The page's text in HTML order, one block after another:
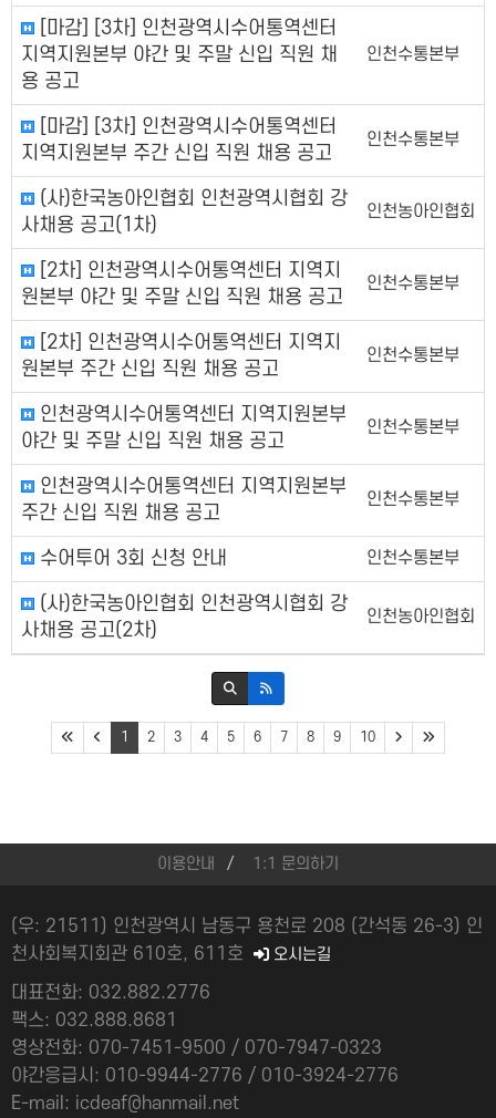
[마감] [3차] 인천광역시수어통역센터
지역지원본부 야간 및 주말 신입 직원 채
용 공고
인천수통본부
[마감] [3차] 인천광역시수어통역센터
지역지원본부 주간 신입 직원 채용 공고
인천수통본부
(사)한국농아인협회 인천광역시협회 강
사채용 공고(1차)
인천농아인협회
[2차] 인천광역시수어통역센터 지역지
원본부 야간 및 주말 신입 직원 채용 공고
인천수통본부
[2차] 인천광역시수어통역센터 지역지
원본부 주간 신입 직원 채용 공고
인천수통본부
인천광역시수어통역센터 지역지원본부
야간 및 주말 신입 직원 채용 공고
인천수통본부
인천광역시수어통역센터 지역지원본부
주간 신입 직원 채용 공고
인천수통본부
수어투어 3회 신청 안내 인천수통본부
(사)한국농아인협회 인천광역시협회 강
사채용 공고(2차)
인천농아인협회
1 2 3 4 5 6 7 8 9 10
이용안내 1:1 문의하기
(우: 21511) 인천광역시 남동구 용천로 208 (간석동 26-3) 인
천사회복지회관 610호, 611호
오시는길
대표전화: 032.882.2776
팩스: 032.888.8681
영상전화: 070-7451-9500 / 070-7947-0323
야간응급시: 010-9944-2776 / 010-3924-2776
E-mail: icdeaf@hanmail.net